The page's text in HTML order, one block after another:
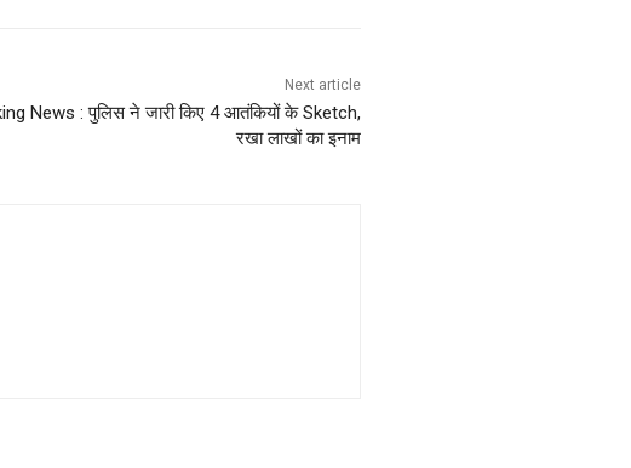
Next article
News : पुलिस ने जारी किए 4 आतंकियों के Sketch,
रखा लाखों का इनाम